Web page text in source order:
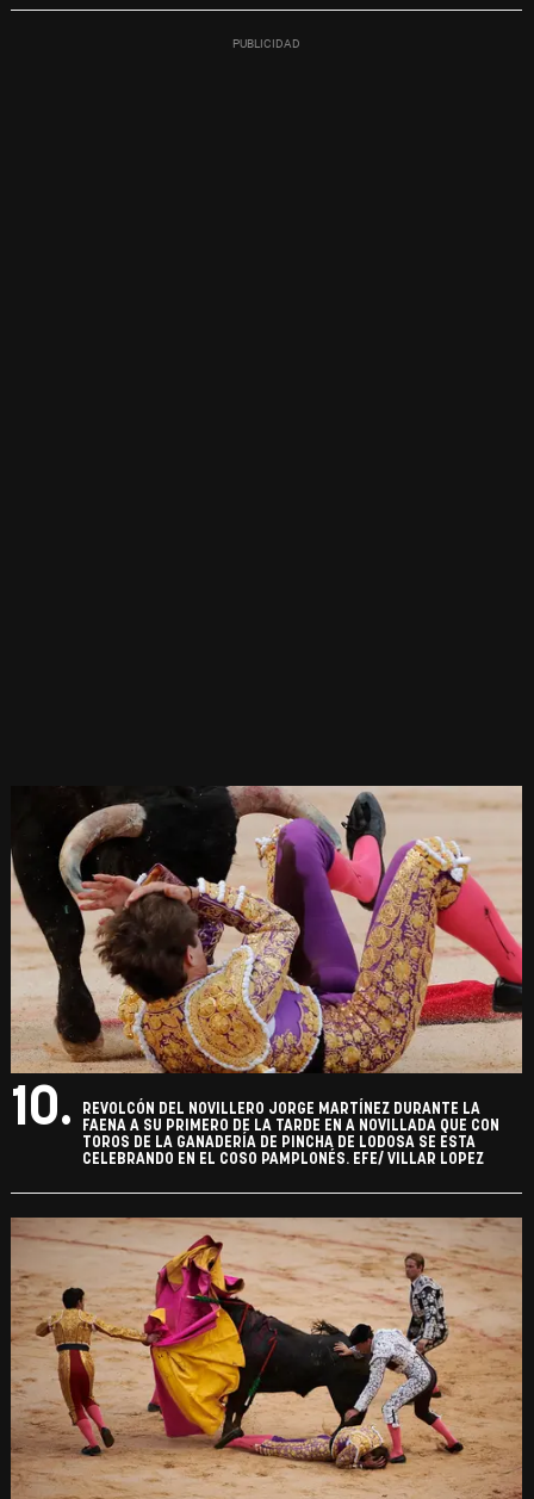
10.
REVOLCÓN DEL NOVILLERO JORGE MARTÍNEZ DURANTE LA
FAENA A SU PRIMERO DE LA TARDE EN A NOVILLADA QUE CON
TOROS DE LA GANADERÍA DE PINCHA DE LODOSA SE ESTA
CELEBRANDO EN EL COSO PAMPLONÉS. EFE/ VILLAR LOPEZ